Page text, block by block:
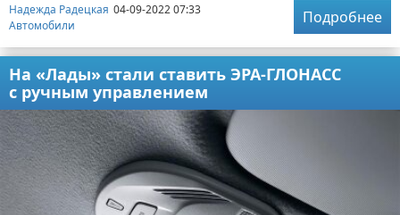
Надежда Радецкая 04-09-2022 07:33
Автомобили
Подробнее
На «Лады» стали ставить ЭРА-ГЛОНАСС
с ручным управлением